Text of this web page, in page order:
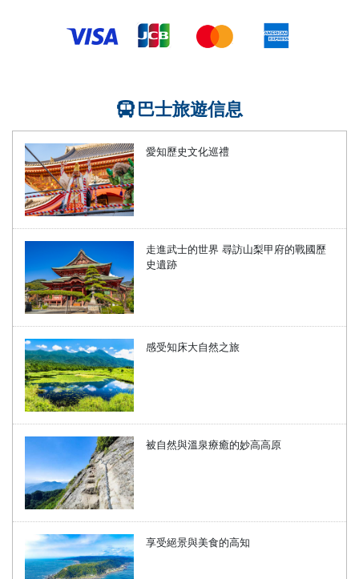
巴士旅遊信息
愛知歷史文化巡禮
走進武士的世界 尋訪山梨甲府的戰國歷
史遺跡
感受知床大自然之旅
被自然與溫泉療癒的妙高高原
享受絕景與美食的高知